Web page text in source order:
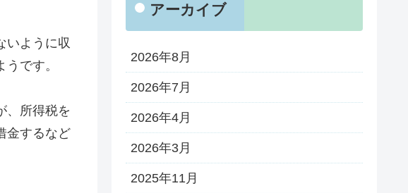
いように収
です。
、所得税を
金するなど
アーカイブ
2026年8月
2026年7月
2026年4月
2026年3月
2025年11月